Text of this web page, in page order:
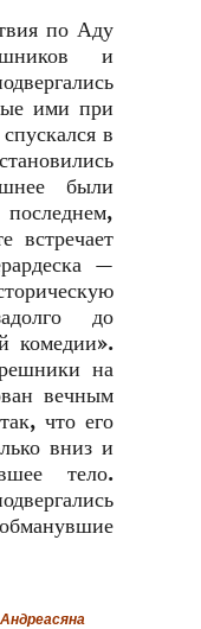
по Аду
и
ими при
в
были
встречает
—
до
комедии».
на
вечным
что его
вниз и
тело.